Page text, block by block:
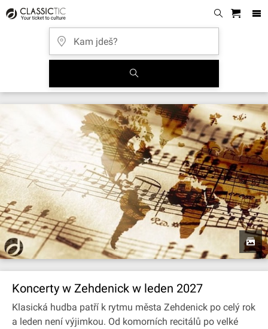
Koncerty w Zehdenick w leden 2027
Klasická hudba patří k rytmu města Zehdenick po celý rok
a leden není výjimkou. Od komorních recitálů po velké